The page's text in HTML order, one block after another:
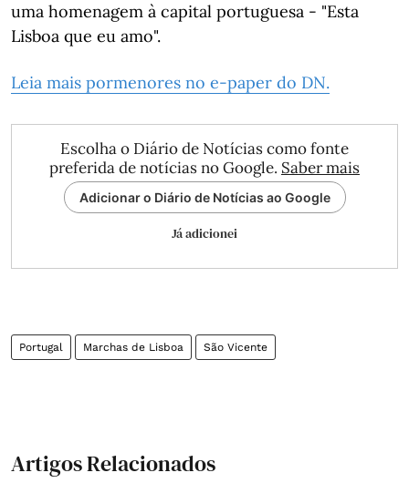
uma homenagem à capital portuguesa - "Esta
Lisboa que eu amo".
Leia mais pormenores no e-paper do DN.
Escolha o Diário de Notícias como fonte
preferida de notícias no Google. Saber mais
Adicionar o Diário de Notícias ao Google
Já adicionei
Portugal Marchas de Lisboa São Vicente
Artigos Relacionados